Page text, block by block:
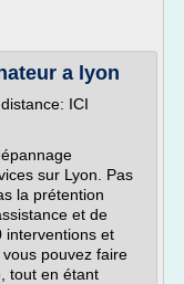
a lyon
ICI
sur Lyon. Pas
la prétention
et de
interventions et
pouvez faire
tout en étant